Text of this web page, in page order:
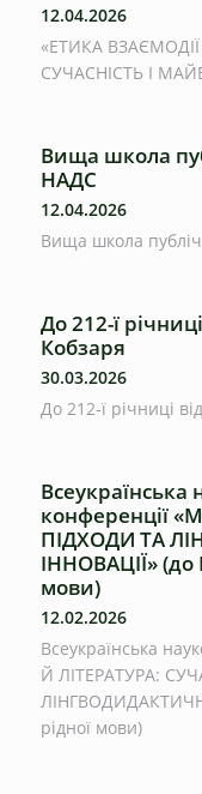
12.04.2026
«ЕТИКА
СУЧАСНІСТЬ І
Вища школа
НАДС
12.04.2026
Вища школа
До 212-ї
Кобзаря
30.03.2026
До 212-ї річниці
конференції
ПІДХОДИ ТА
ІННОВАЦІЇ»
мови)
12.02.2026
Всеукраїнська
Й ЛІТЕРАТУРА:
рідної мови)